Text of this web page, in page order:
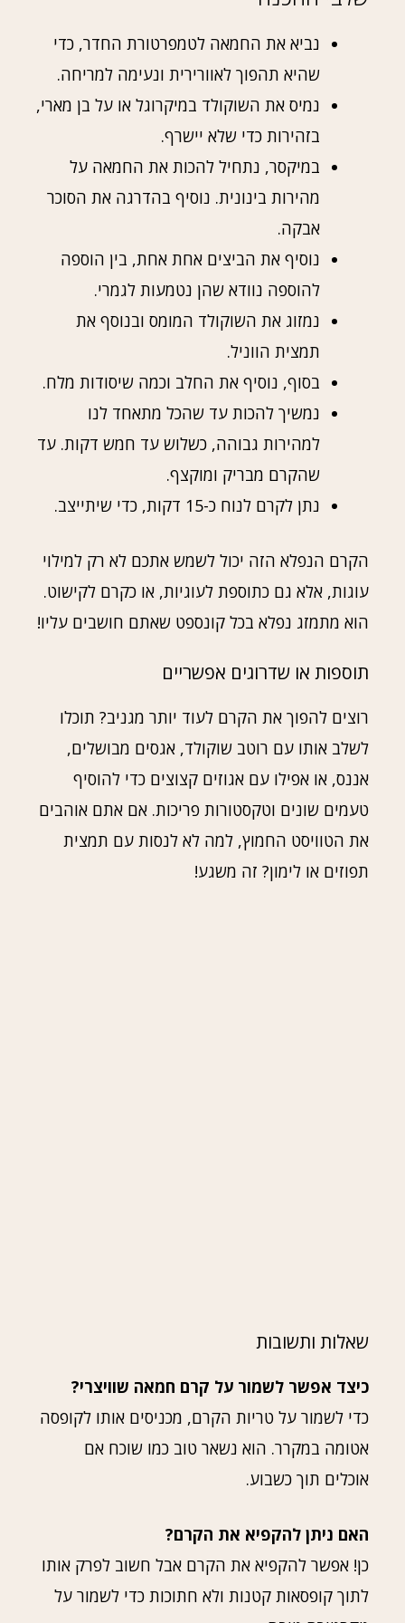
נביא את החמאה לטמפרטורת החדר, כדי
שהיא תהפוך לאוורירית ונעימה למריחה.
נמיס את השוקולד במיקרוגל או על בן מארי,
בזהירות כדי שלא יישרף.
במיקסר, נתחיל להכות את החמאה על
מהירות בינונית. נוסיף בהדרגה את הסוכר
אבקה.
נוסיף את הביצים אחת אחת, בין הוספה
להוספה נוודא שהן נטמעות לגמרי.
נמזוג את השוקולד המומס ובנוסף את
תמצית הווניל.
בסוף, נוסיף את החלב וכמה שיסודות מלח.
נמשיך להכות עד שהכל מתאחד לנו
למהירות גבוהה, כשלוש עד חמש דקות. עד
שהקרם מבריק ומוקצף.
נתן לקרם לנוח כ-15 דקות, כדי שיתייצב.
הקרם הנפלא הזה יכול לשמש אתכם לא רק למילוי
עוגות, אלא גם כתוספת לעוגיות, או כקרם לקישוט.
הוא מתמזג נפלא בכל קונספט שאתם חושבים עליו!
תוספות או שדרוגים אפשריים
רוצים להפוך את הקרם לעוד יותר מגניב? תוכלו
לשלב אותו עם רוטב שוקולד, אגסים מבושלים,
אננס, או אפילו עם אגוזים קצוצים כדי להוסיף
טעמים שונים וטקסטורות פריכות. אם אתם אוהבים
את הטוויסט החמוץ, למה לא לנסות עם תמצית
תפוזים או לימון? זה משגע!
שאלות ותשובות
כיצד אפשר לשמור על קרם חמאה שוויצרי?
כדי לשמור על טריות הקרם, מכניסים אותו לקופסה
אטומה במקרר. הוא נשאר טוב כמו שוכח אם
אוכלים תוך כשבוע.
האם ניתן להקפיא את הקרם?
כן! אפשר להקפיא את הקרם אבל חשוב לפרק אותו
לתוך קופסאות קטנות ולא חתוכות כדי לשמור על